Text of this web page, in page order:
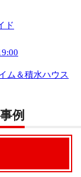
ド
ム＆積水ハウス
例